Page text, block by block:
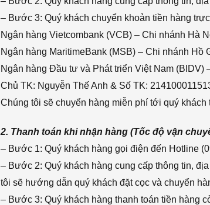
– Bước 3: Quý khách chuyển khoản tiền hàng
Ngân hàng Vietcombank (VCB) – Chi nhánh Hà
Ngân hàng MaritimeBank (MSB) – Chi nhánh
Ngân hàng Đầu tư và Phát triển Việt Nam (BIDV)
Chủ TK: Nguyễn Thế Anh & Số TK:
Chúng tôi sẽ chuyển hàng miễn phí tới quý
2. Thanh toán khi nhận hàng (Tốc độ vận
– Bước 1: Quý khách hàng gọi điện đến Hotline
– Bước 2: Quý khách hàng cung cấp thông tin,
tôi sẽ hướng dẫn quý khách đặt cọc và chuyển
– Bước 3: Quý khách hàng thanh toán tiền hàng